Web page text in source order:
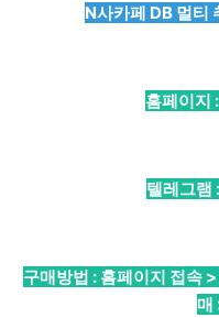
N사카페 DB 멀티
홈페이지 :
텔레그램 :
구매방법 : 홈페이지 접속
매